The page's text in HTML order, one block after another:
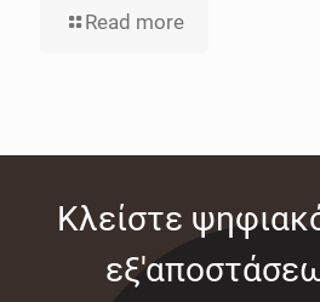
Read more
Κλείστε